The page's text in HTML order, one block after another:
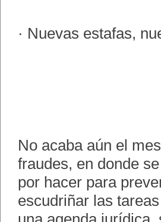
· Nuevas estafas,
No acaba aún el
fraudes, en donde
por hacer para
escudriñar las